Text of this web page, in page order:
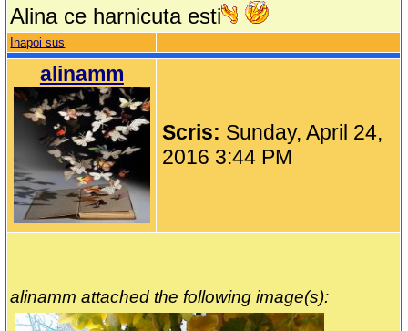
Alina ce harnicuta esti
Inapoi sus
alinamm
Scris: Sunday, April 24,
2016 3:44 PM
alinamm attached the following image(s):